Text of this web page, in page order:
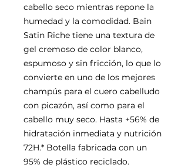
cabello seco mientras repone la
humedad y la comodidad. Bain
Satin Riche tiene una textura de
gel cremoso de color blanco,
espumoso y sin fricción, lo que lo
convierte en uno de los mejores
champús para el cuero cabelludo
con picazón, así como para el
cabello muy seco. Hasta +56% de
hidratación inmediata y nutrición
72H.* Botella fabricada con un
95% de plástico reciclado.